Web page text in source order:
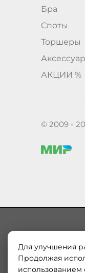
Бра
Споты
Торшеры
АКЦИИ %
© 2009 -
Наш
Европы и
Для улучшения
Продолжая
использованием